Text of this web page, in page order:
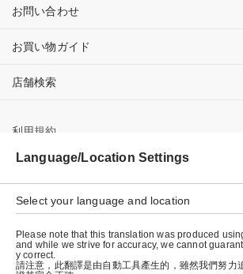
お問い合わせ
お買い物ガイド
店舗検索
利用規約
プライバシーポリシー
特定商取引法に基づく表示
会社概要
Language/Location Settings
Select your language and location
Please note that this translation was produced
and while we strive for accuracy, we cannot
y correct.
請注意，此翻譯是由自動工具產生的，雖然我們努力